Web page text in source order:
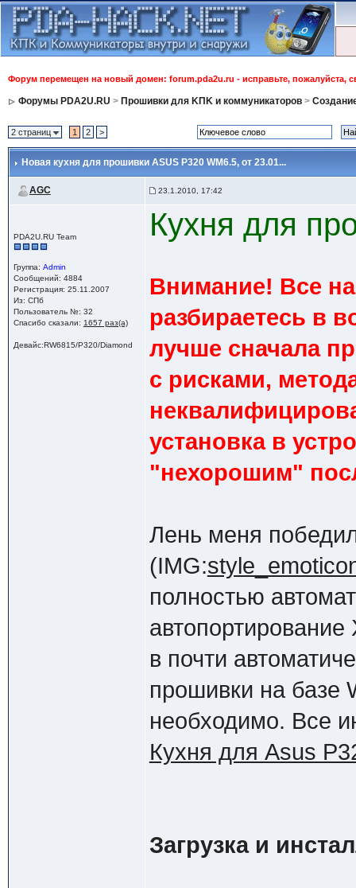
Форум перемещен на новый домен: forum.pda2u.ru - исправьте, пожалуйста,
Форумы PDA2U.RU > Прошивки для KПK и коммуникаторов>
2 страниц 1 2 >
Новая кухня для прошивки ASUS P320 WM6.5, от 23.01...
AGC 23.1.2010, 17:42
PDA2U.RU Team
Группа: Admin
Сообщений: 4884
Регистрация: 25.11.2007
Из: СПб
Пользователь №: 32
Спасибо сказали: 1657 раз(а)
Девайс:RW6815/P320/Diamond
Кухня для
Внимание! Все
разбираетесь в
лучше сначала
с рисками,
установка в
"нехорошим"
Лень меня
(IMG:
полностью
в почти
прошивки на базе
необходимо. Все
Кухня для Asus
Загрузка и